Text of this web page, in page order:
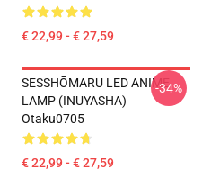
€ 22,99 - € 27,59
SESSHŌMARU LED ANIME
LAMP (INUYASHA)
Otaku0705
€ 22,99 - € 27,59
-34%